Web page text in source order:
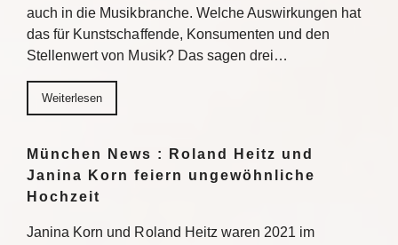
auch in die Musikbranche. Welche Auswirkungen hat
das für Kunstschaffende, Konsumenten und den
Stellenwert von Musik? Das sagen drei…
Weiterlesen
München News : Roland Heitz und
Janina Korn feiern ungewöhnliche
Hochzeit
Janina Korn und Roland Heitz waren 2021 im